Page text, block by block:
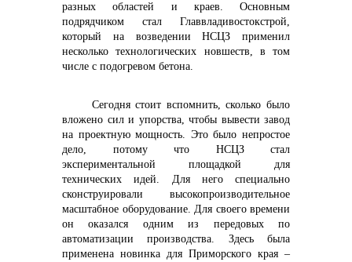
разных областей и краев. Основным
подрядчиком стал Главвладивостокстрой,
который на возведении НСЦЗ применил
несколько технологических новшеств, в том
числе с подогревом бетона.
Сегодня стоит вспомнить, сколько было
вложено сил и упорства, чтобы вывести завод
на проектную мощность. Это было непростое
дело, потому что НСЦЗ стал
экспериментальной площадкой для
технических идей. Для него специально
сконструировали высокопроизводительное
масштабное оборудование. Для своего времени
он оказался одним из передовых по
автоматизации производства. Здесь была
применена новинка для Приморского края –